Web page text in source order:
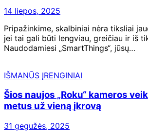
14 liepos, 2025
Pripažinkime, skalbiniai nėra tiksliai
jei tai gali būti lengviau, greičiau ir iš
Naudodamiesi „SmartThings“, jūsų…
IŠMANŪS ĮRENGINIAI
Šios naujos „Roku“ kameros
metus už vieną įkrovą
31 gegužės, 2025